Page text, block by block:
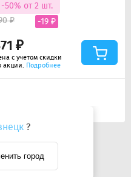
-50% от 2 шт.
₽
₽ -19 ₽
с учетом скидки
акции. Подробнее
?
город